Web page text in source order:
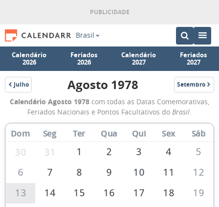
Brasil
Calendário
2026
Feriados
2026
Calendário
2027
Feriados
2027
Julho
1978
Calendário
de
Agosto
de
1978
Agosto 1978 Setembro
1978
Calendário Agosto 1978 com todas as Datas Comemorativas,
Feriados Nacionais e Pontos Facultativos do Brasil.
Dom Seg Ter Qua Qui Sex Sáb
30 31 1 2 3 4
5
6
7 8 9 10 11
12
13
14 15 16 17 18
19